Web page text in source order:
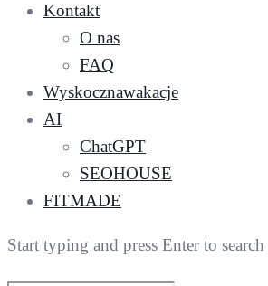
Kontakt
O nas
FAQ
Wyskocznawakacje
AI
ChatGPT
SEOHOUSE
FITMADE
Start typing and press Enter to search